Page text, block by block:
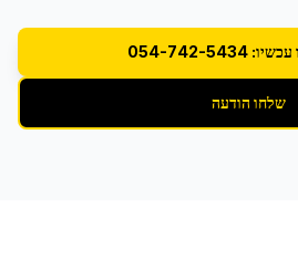
742-5434
שלחו הודעה